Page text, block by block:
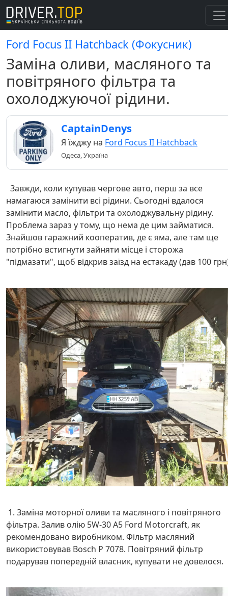
Ford Focus II Hatchback (Фокусник)
Заміна оливи, масляного та
повітряного фільтра та
охолоджуючої рідини.
CaptainDenys
Я їжджу на Ford Focus II Hatchback
Одеса, Україна
Завжди, коли купував чергове авто, перш за все
намагаюся замінити всі рідини. Сьогодні вдалося
замінити масло, фільтри та охолоджувальну рідину.
Проблема зараз у тому, що нема де цим займатися.
Знайшов гаражний кооператив, де є яма, але там ще
потрібно встигнути зайняти місце і сторожа
"підмазати", щоб відкрив заїзд на естакаду (дав 100
1. Заміна моторної оливи та масляного і повітряного
фільтра. Залив олію 5W-30 А5 Ford Motorcraft, як
рекомендовано виробником. Фільтр масляний
використовував Bosch P 7078. Повітряний фільтр
подарував попередній власник, купувати не довелося.